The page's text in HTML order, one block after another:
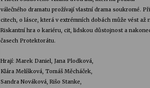
válečného dramatu prožívají vlastní drama soukromé.
citech, o lásce, která v extrémních dobách může vést až
Riskantní hra o kariéru, cit, lidskou důstojnost a
časech Protektorátu.
Hrají: Marek Daniel, Jana Plodková,
Klára Melíšková, Tomáš Měcháček,
Sandra Nováková, Rišo Stanke,